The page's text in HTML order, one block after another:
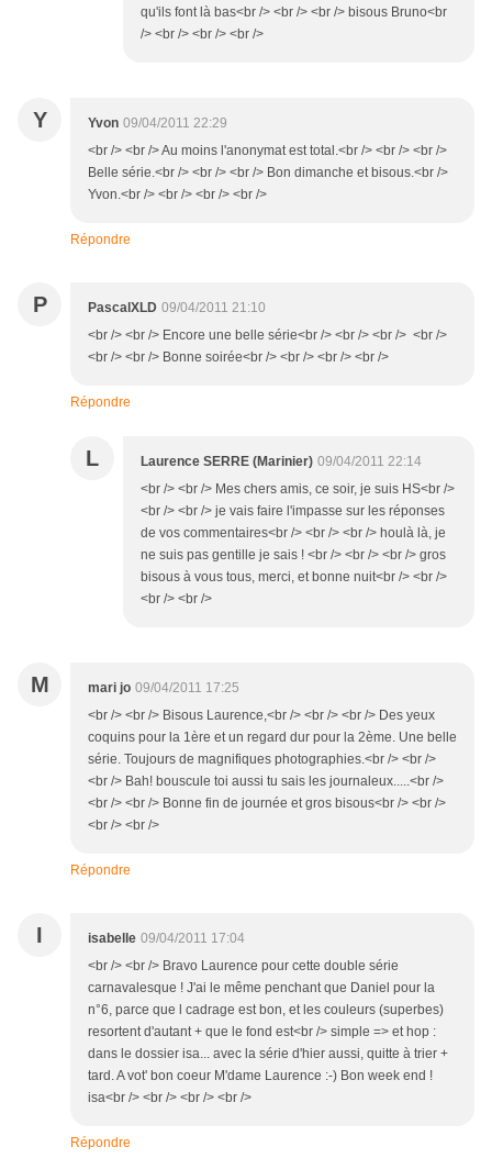
qu'ils font là bas<br /> <br /> <br /> bisous Bruno<br
/> <br /> <br /> <br />
Y Yvon 09/04/2011 22:29
<br /> <br /> Au moins l'anonymat est total.<br /> <br /> <br />
Belle série.<br /> <br /> <br /> Bon dimanche et bisous.<br />
Yvon.<br /> <br /> <br /> <br />
Répondre
P PascalXLD 09/04/2011 21:10
<br /> <br /> Encore une belle série<br /> <br /> <br /> <br />
<br /> <br /> Bonne soirée<br /> <br /> <br /> <br />
Répondre
L Laurence SERRE (Marinier) 09/04/2011 22:14
<br /> <br /> Mes chers amis, ce soir, je suis HS<br />
<br /> <br /> je vais faire l'impasse sur les réponses
de vos commentaires<br /> <br /> <br /> houlà là, je
ne suis pas gentille je sais ! <br /> <br /> <br /> gros
bisous à vous tous, merci, et bonne nuit<br /> <br />
<br /> <br />
M mari jo 09/04/2011 17:25
<br /> <br /> Bisous Laurence,<br /> <br /> <br /> Des yeux
coquins pour la 1ère et un regard dur pour la 2ème. Une belle
série. Toujours de magnifiques photographies.<br /> <br />
<br /> Bah! bouscule toi aussi tu sais les journaleux.....<br />
<br /> <br /> Bonne fin de journée et gros bisous<br /> <br />
<br /> <br />
Répondre
I isabelle 09/04/2011 17:04
<br /> <br /> Bravo Laurence pour cette double série
carnavalesque ! J'ai le même penchant que Daniel pour la
n°6, parce que l cadrage est bon, et les couleurs (superbes)
resortent d'autant + que le fond est<br /> simple => et hop :
dans le dossier isa... avec la série d'hier aussi, quitte à trier +
tard. A vot' bon coeur M'dame Laurence :-) Bon week end !
isa<br /> <br /> <br /> <br />
Répondre